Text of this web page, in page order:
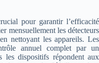
pour garantir l’efficacité
mensuellement les détecteurs
nettoyant les appareils. Les
annuel complet par un
les dispositifs répondent aux